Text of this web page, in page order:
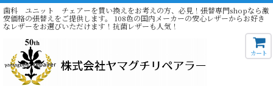
歯科 ユニット チェアーを買い換えをお考えの方、必見！張替専門shopなら激
安価格の張替えをご提供します。 108色の国内メーカーの安心レザーからお好き
なレザーをお選びいただけます！抗菌レザーも人気！
カート